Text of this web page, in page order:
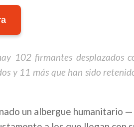
102 firmantes desplazados
y 11 más que han sido
un albergue humanitario —